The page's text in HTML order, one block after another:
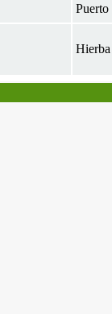
Hierba